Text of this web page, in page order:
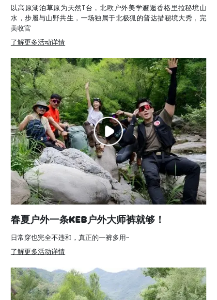
以高原湖泊草原为天然T台，北欧户外美学邂逅香格里拉秘境山
水，步履与山野共生，一场独属于北极狐的普达措秘境大秀，完
美收官
了解更多活动详情
春夏户外一条Keb户外大师裤就够！
日常穿也完全不违和，真正的一裤多用~
了解更多活动详情